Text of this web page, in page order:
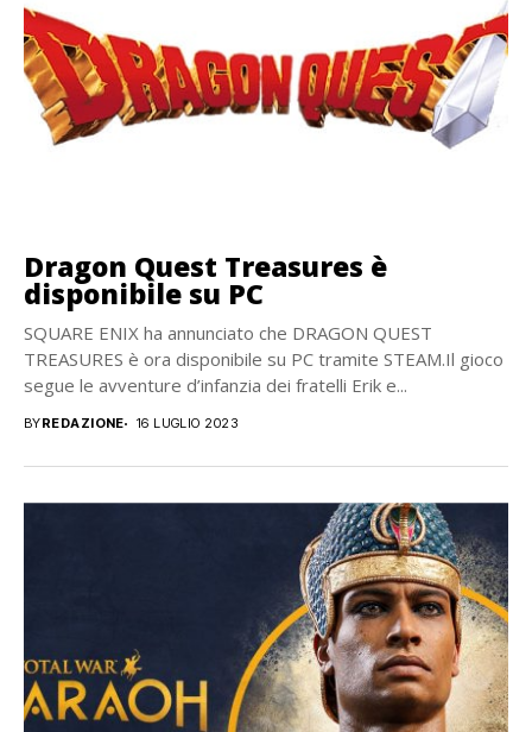
Dragon Quest Treasures è
disponibile su PC
SQUARE ENIX ha annunciato che DRAGON QUEST
TREASURES è ora disponibile su PC tramite STEAM.Il gioco
segue le avventure d’infanzia dei fratelli Erik e...
BYREDAZIONE 16 LUGLIO 2023